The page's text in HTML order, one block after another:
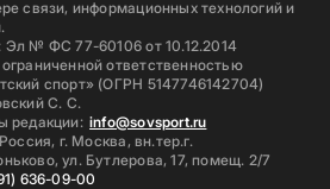
связи, информационных технологий и
Эл № ФС 77-60106 от 10.12.2014
ответственностью
спорт» (ОГРН 5147746142704)
С. С.
редакции: info@sovsport.ru
г. Москва, вн.тер.г.
ул. Бутлерова, 17, помещ. 2/7
636-09-00